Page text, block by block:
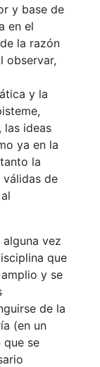
y base de
en el
la razón
observar,
y la
las ideas
ya en la
la
de
vez
que
y se
de la
(en un
que se